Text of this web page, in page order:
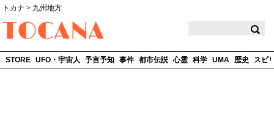
トカナ > 九州地方
STORE UFO・宇宙人 予言予知 事件 都市伝説 心霊 科学 UMA 歴史 スピ